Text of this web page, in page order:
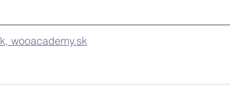
wooacademy.sk